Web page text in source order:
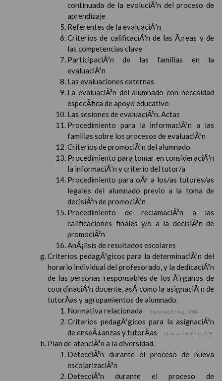
continuada de la evoluciÃ³n del proceso de
aprendizaje
Referentes de la evaluaciÃ³n
Criterios de calificaciÃ³n de las Ã¡reas y de
las competencias clave
ParticipaciÃ³n de las familias en la
evaluaciÃ³n
Las evaluaciones externas
La evaluaciÃ³n del alumnado con necesidad
especÃ­fica de apoyo educativo
Las sesiones de evaluaciÃ³n. Actas
Procedimiento para la informaciÃ³n a las
familias sobre los procesos de evaluaciÃ³n
Criterios de promociÃ³n del alumnado
Procedimiento para tomar en consideraciÃ³n
la informaciÃ³n y criterio del tutor/a
Procedimiento para oÃ­r a los/as tutores/as
legales del alumnado previo a la toma de
decisiÃ³n de promociÃ³n
Procedimiento de reclamaciÃ³n a las
calificaciones finales y/o a la decisiÃ³n de
promociÃ³n
AnÃ¡lisis de resultados escolares
Criterios pedagÃ³gicos para la determinaciÃ³n del
horario individual del profesorado, y la dedicaciÃ³n
de las personas responsables de los Ã³rganos de
coordinaciÃ³n docente, asÃ­ como la asignaciÃ³n de
tutorÃ­as y agrupamientos de alumnado.
Normativa relacionada
Elaborado 8 / Sep / 2018
Criterios pedagÃ³gicos para la asignaciÃ³n
de enseÃ±anzas y tutorÃ­as
Elaborado 8 / Sep / 2018
Plan de atenciÃ³n a la diversidad.
DetecciÃ³n durante el proceso de nueva
escolarizaciÃ³n
DetecciÃ³n durante el proceso de